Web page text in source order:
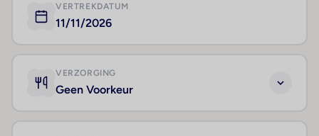
VERTREKDATUM
11/11/2026
VERZORGING
Geen Voorkeur